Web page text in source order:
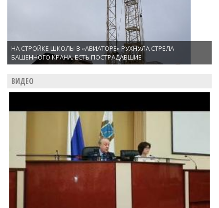
НА СТРОЙКЕ ШКОЛЫ В «АВИАТОРЕ» РУХНУЛА СТРЕЛА
БАШЕННОГО КРАНА. ЕСТЬ ПОСТРАДАВШИЕ
ВИДЕО